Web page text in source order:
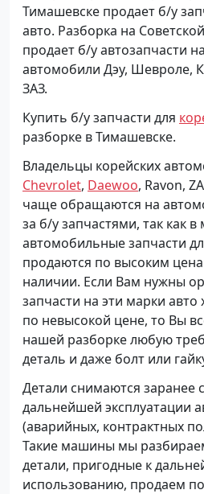
Тимашевске продает б/у
авто. Разборка на
продает б/у автозапчасти
автомобили Дэу, Шевроле,
ЗАЗ.
Купить б/у запчасти для
разборке в Тимашевске.
Владельцы корейских
Chevrolet, Daewoo, Ravon,
чаще обращаются на
за б/у запчастями, так как в
автомобильные запчасти
продаются по высоким
наличии. Если Вам нужны
запчасти на эти марки авто
по невысокой цене, то Вы
нашей разборке любую
деталь и даже болт или
Детали снимаются заранее
дальнейшей эксплуатации
(аварийных, контрактных
Такие машины мы
детали, пригодные к
использованию, продаем